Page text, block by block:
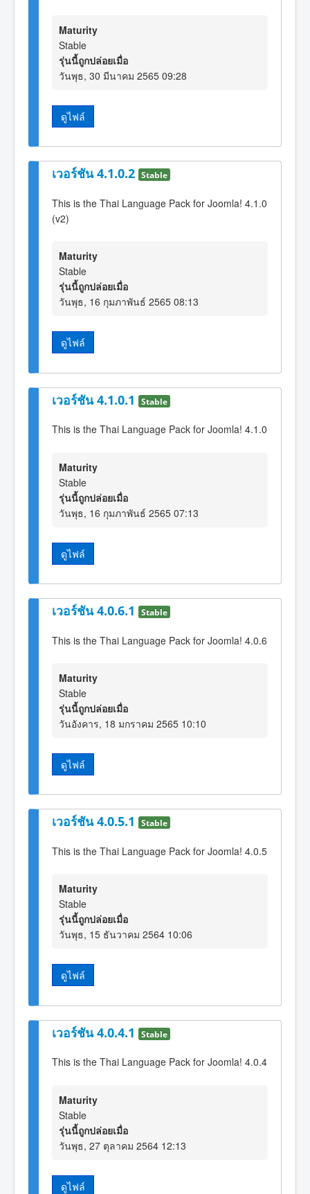
Maturity
Stable
รุ่นนี้ถูกปล่อยเมื่อ
วันพุธ, 30 มีนาคม 2565 09:28
ดูไฟล์
เวอร์ชัน 4.1.0.2 Stable
This is the Thai Language Pack for Joomla! 4.1.0
(v2)
Maturity
Stable
รุ่นนี้ถูกปล่อยเมื่อ
วันพุธ, 16 กุมภาพันธ์ 2565 08:13
ดูไฟล์
เวอร์ชัน 4.1.0.1 Stable
This is the Thai Language Pack for Joomla! 4.1.0
Maturity
Stable
รุ่นนี้ถูกปล่อยเมื่อ
วันพุธ, 16 กุมภาพันธ์ 2565 07:13
ดูไฟล์
เวอร์ชัน 4.0.6.1 Stable
This is the Thai Language Pack for Joomla! 4.0.6
Maturity
Stable
รุ่นนี้ถูกปล่อยเมื่อ
วันอังคาร, 18 มกราคม 2565 10:10
ดูไฟล์
เวอร์ชัน 4.0.5.1 Stable
This is the Thai Language Pack for Joomla! 4.0.5
Maturity
Stable
รุ่นนี้ถูกปล่อยเมื่อ
วันพุธ, 15 ธันวาคม 2564 10:06
ดูไฟล์
เวอร์ชัน 4.0.4.1 Stable
This is the Thai Language Pack for Joomla! 4.0.4
Maturity
Stable
รุ่นนี้ถูกปล่อยเมื่อ
วันพุธ, 27 ตุลาคม 2564 12:13
ดูไฟล์